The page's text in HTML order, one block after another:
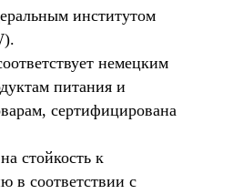
институтом
немецким
питания и
сертифицирована
стойкость к
в соответствии с